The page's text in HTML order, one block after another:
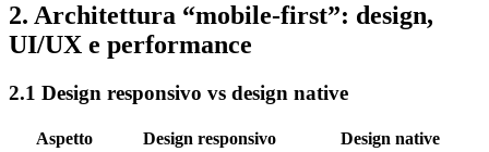
2. Architettura “mobile‑first”: design,
UI/UX e performance
2.1 Design responsivo vs design native
Aspetto Design responsivo
Design native